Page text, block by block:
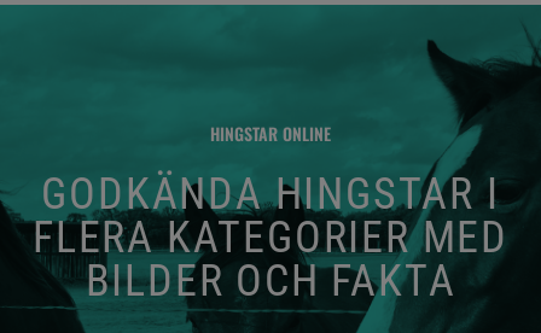
HINGSTAR ONLINE
GODKÄNDA HINGSTAR I
FLERA KATEGORIER MED
BILDER OCH FAKTA